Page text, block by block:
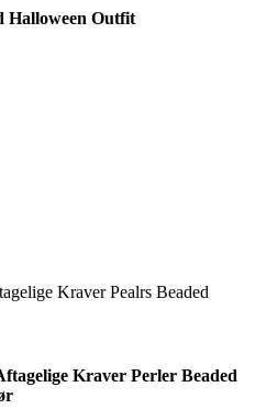
Halloween Outfit
Kraver Pealrs Beaded
Kraver Perler Beaded